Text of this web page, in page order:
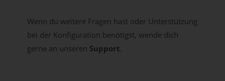
Wenn du weitere Fragen hast oder Unterstützung
bei der Konfiguration benötigst, wende dich
gerne an unseren Support